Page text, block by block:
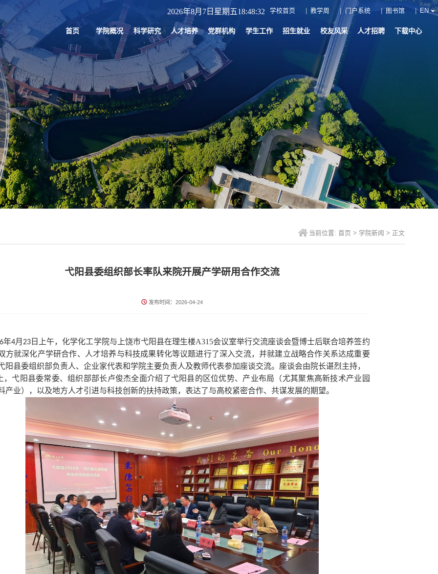
2026年8月7日星期五18:48:34 学校首页 教学周 门户系统 图书馆 EN
首页 学院概况 科学研究 人才培养 党群机构 学生工作 招生就业 校友风采 人才招聘 下载中心
当前位置: 首页 > 学院新闻 > 正文
‌弋阳县委组织部长率队来院开展产学研用合作交流
发布时间：2026-04-24
年4月23日上午， 化学化工学院与上饶市弋阳县在理生楼A315会议室举行交流座谈会暨博士后联合培养签约
方就深化产学研合作、人才培养与科技成果转化等议题进行了深入交流，并就建立战略合作关系达成重要
阳县委组织部负责人、企业家代表和学院主要负责人及教师代表参加座谈交流。座谈会由院长谌烈主持，
，弋阳县委常委、组织部部长卢俊杰全面介绍了弋阳县的区位优势、产业布局（尤其聚焦高新技术产业园
产业），以及地方人才引进与科技创新的扶持政策，表达了与高校紧密合作、共谋发展的期望。